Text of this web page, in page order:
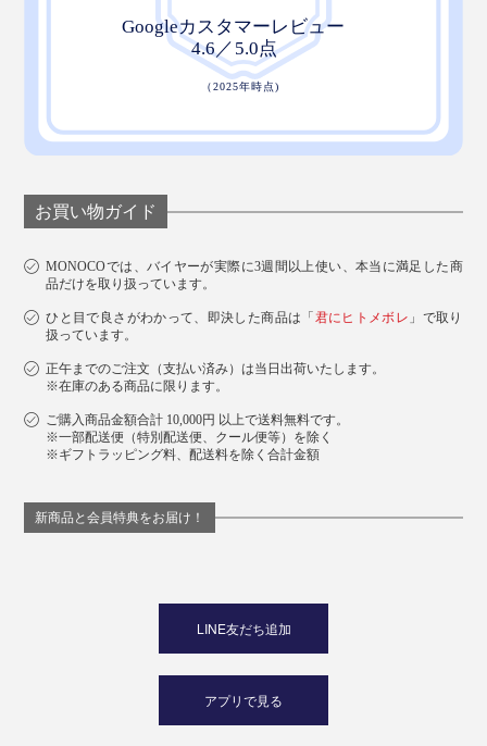
専用フックは収納場所がないので、専用スタンドの足元に掛けておくと、紛失し
にくいのでオススメです
お買い物ガイド
MONOCOでは、バイヤーが実際に3週間以上使い、本当に満足した商
品だけを取り扱っています。
ひと目で良さがわかって、即決した商品は「 君にヒトメボレ 」で取り
扱っています。
正午までのご注文（支払い済み）は当日出荷いたします。
※在庫のある商品に限ります。
ご購入商品金額合計 10,000円 以上で送料無料です。
※一部配送便（特別配送便、クール便等）を除く
※ギフトラッピング料、配送料を除く合計金額
新商品と会員特典をお届け！
LINE友だち追加
アプリで見る